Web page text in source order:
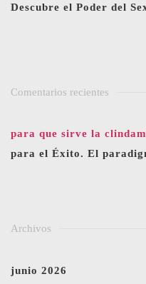
Descubre el Poder del
Comentarios recientes
para que sirve la
para el Éxito. El
Archivos
junio 2026